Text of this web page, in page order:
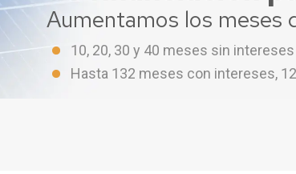
Aumentamos los meses
10, 20, 30 y 40 meses sin
Hasta 132 meses con intereses,